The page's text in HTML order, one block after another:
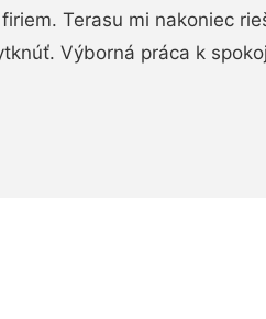
Terasu mi nakoniec
Výborná práca k